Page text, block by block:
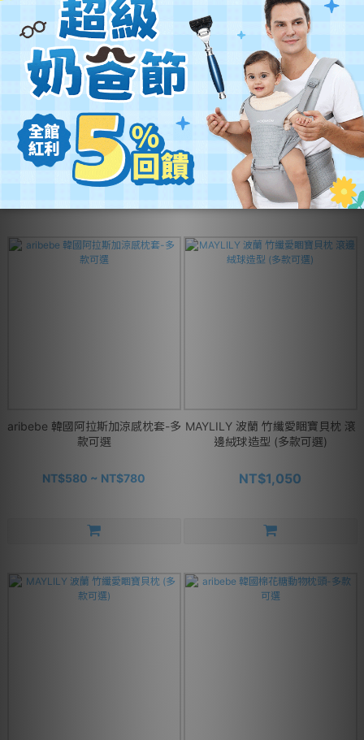
BreathableBaby 英國 透氣嬰兒床
圍 兩側型-多款可選
NT$1,303 ~ NT$1,479
NT$1,680
LEVANA 美國棉床包-多款可選
NT$780 ~ NT$1,350
NT$1,560
aribebe 韓國阿拉斯加涼感枕套-多
款可選
NT$580 ~ NT$780
MAYLILY 波蘭 竹纖愛睏寶貝枕 滾
邊絨球造型 (多款可選)
NT$1,050